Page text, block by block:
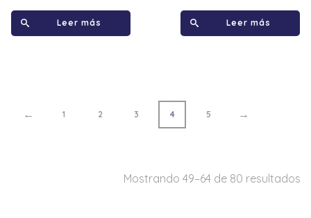
Leer más Leer más
← 1 2 3 4 5 →
Mostrando 49–64 de 80 resultados